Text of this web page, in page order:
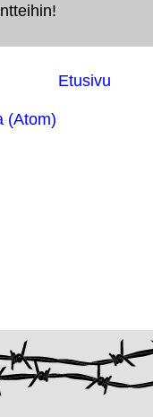
Etusivu
(Atom)